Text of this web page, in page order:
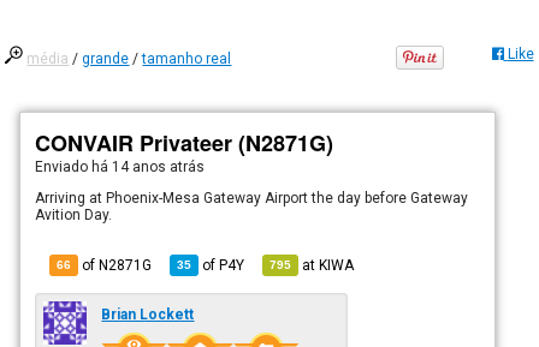
média /grande /tamanho real Like
CONVAIR Privateer (N2871G)
Enviado há 14 anos atrás
Arriving at Phoenix-Mesa Gateway Airport the day before Gateway
Avition Day.
66 of N2871G 35 ofP4Y 795 atKIWA
Brian Lockett